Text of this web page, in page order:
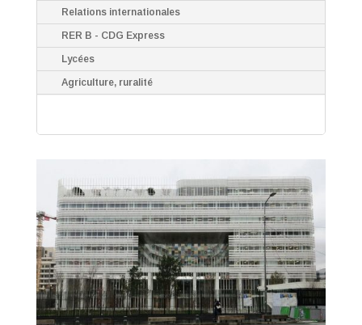
Relations internationales
RER B - CDG Express
Lycées
Agriculture, ruralité